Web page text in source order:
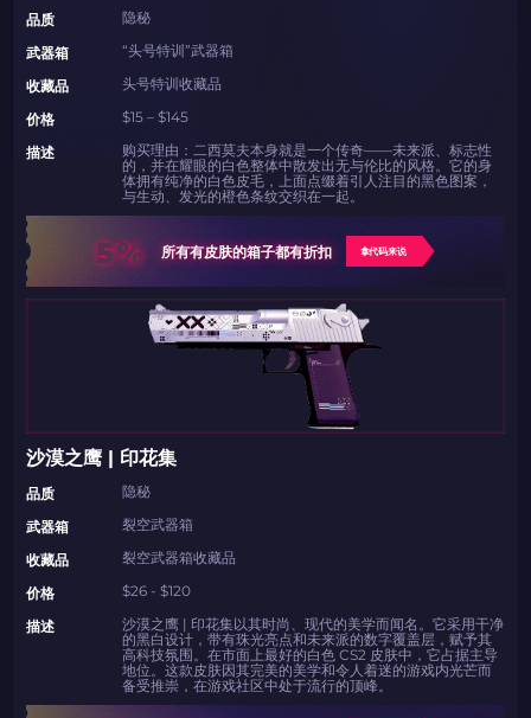
品质
隐秘
武器箱
“头号特训”武器箱
收藏品
头号特训收藏品
价格
$15 – $145
描述
购买理由：二西莫夫本身就是一个传奇——未来派、标志性
的，并在耀眼的白色整体中散发出无与伦比的风格。它的身
体拥有纯净的白色皮毛，上面点缀着引人注目的黑色图案，
与生动、发光的橙色条纹交织在一起。
5% 所有有皮肤的箱子都有折扣 拿代码来说
沙漠之鹰 | 印花集
品质
隐秘
武器箱
裂空武器箱
收藏品
裂空武器箱收藏品
价格
$26 - $120
描述
沙漠之鹰 | 印花集以其时尚、现代的美学而闻名。它采用干净
的黑白设计，带有珠光亮点和未来派的数字覆盖层，赋予其
高科技氛围。在市面上最好的白色 CS2 皮肤中，它占据主导
地位。这款皮肤因其完美的美学和令人着迷的游戏内光芒而
备受推崇，在游戏社区中处于流行的顶峰。